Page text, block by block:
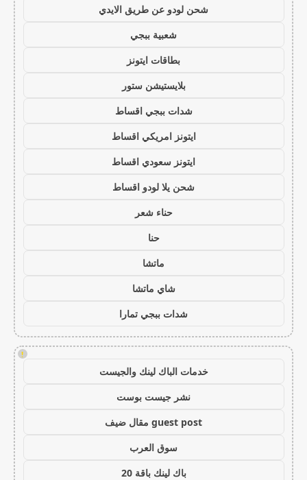
شحن لودو عن طريق الايدي
شعبية ببجي
بطاقات ايتونز
بلايستيشن ستور
شدات ببجي اقساط
ايتونز امريكي اقساط
ايتونز سعودي اقساط
شحن يلا لودو اقساط
حناء شعر
حنا
ماتشا
شاي ماتشا
شدات ببجي تمارا
!
خدمات الباك لينك والجيست
نشر جيست بوست
guest post مقال ضيف
سوق العرب
باك لينك باقة 20